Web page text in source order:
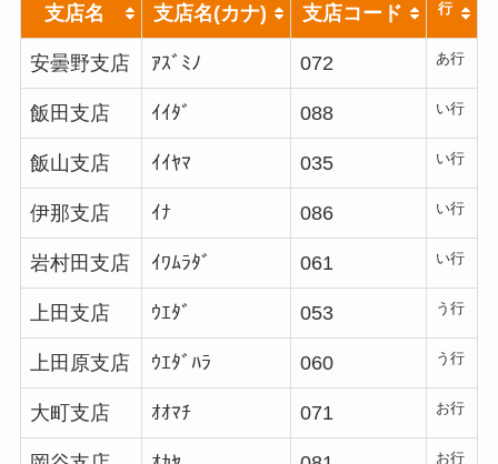
支店名 支店名(カナ) 支店コード 行
安曇野支店 ｱｽﾞﾐﾉ 072 あ行
飯田支店 ｲｲﾀﾞ 088 い行
飯山支店 ｲｲﾔﾏ 035 い行
伊那支店 ｲﾅ 086 い行
岩村田支店 ｲﾜﾑﾗﾀﾞ 061 い行
上田支店 ｳｴﾀﾞ 053 う行
上田原支店 ｳｴﾀﾞﾊﾗ 060 う行
大町支店 ｵｵﾏﾁ 071 お行
お行